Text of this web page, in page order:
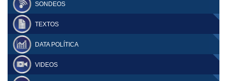
SONDEOS
TEXTOS
DATA POLÍTICA
VIDEOS